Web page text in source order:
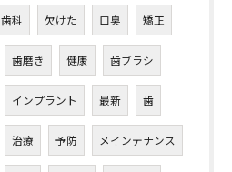
歯科 欠けた 口臭 矯正
歯磨き 健康 歯ブラシ
インプラント 最新 歯
治療 予防 メインテナンス